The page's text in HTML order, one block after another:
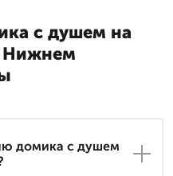
с душем на
Нижнем
домика с душем